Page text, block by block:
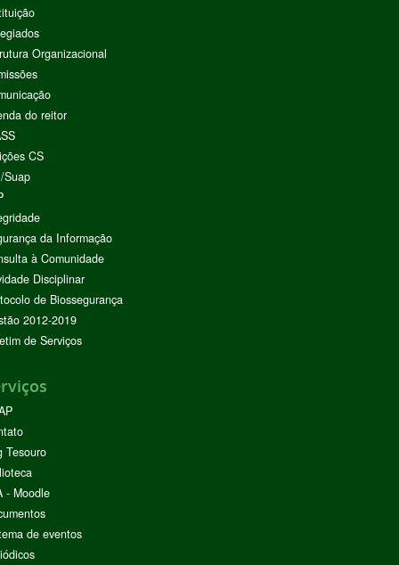
Organizacional
do reitor
CS
Suap
da Informação
à Comunidade
Disciplinar
de Biossegurança
2012-2019
de Serviços
Tesouro
- Moodle
de eventos